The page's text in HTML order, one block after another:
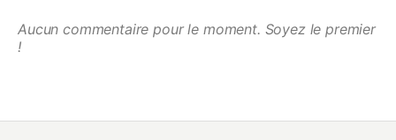
Aucun commentaire pour le moment. Soyez le premier
!